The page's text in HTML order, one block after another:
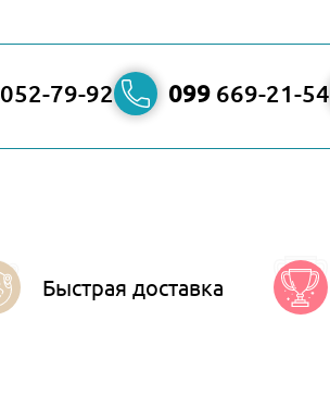
052-79-92 099 669-21-54
Быстрая доставка